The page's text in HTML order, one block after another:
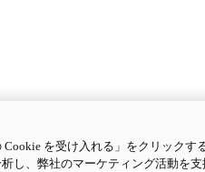
Cookie を受け入れる」をクリック
し、弊社のマーケティング活動を